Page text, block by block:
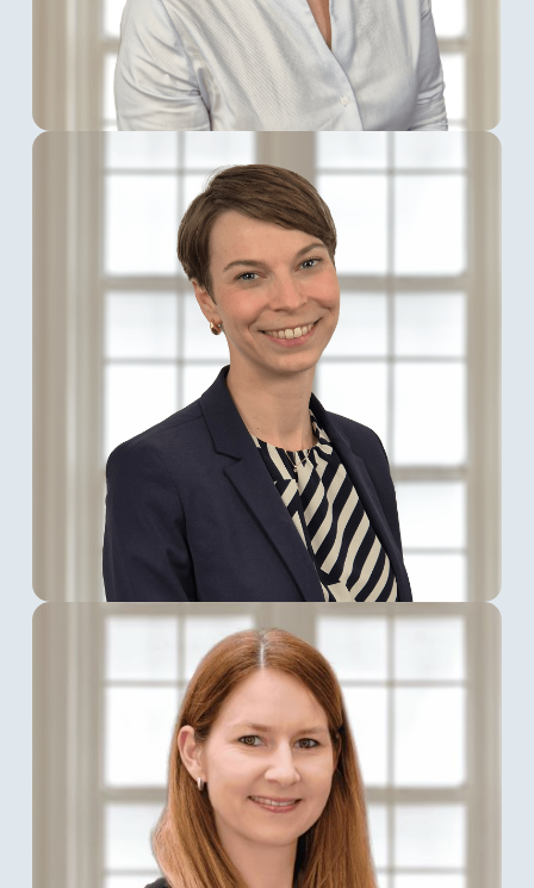
Solutions & Project Manager zur spusu
Deutschland GmbH und wurde im Mai 2023
zum Head of Operations ernannt. Sie leitet die
operative Umsetzung von Projekten für
Multiconnect Neu- und Bestandskunden und
setzt dabei auf effiziente, zukunftsorientierte
Lösungen. Mit ihrem strategischen Ansatz und
ihrer Expertise meistert sie erfolgreich
komplexe Herausforderungen.
Patrizia Huber
Patrizia Huberist seit 2020 Teil des
Multiconnect Teams. Als Head of Sales und
Prokuristin verantwortet sie die strategische
Weiterentwicklung unserer
Vertriebsaktivitäten und Kundenbeziehungen.
Mit über zehn Jahren Erfahrung im B2B-
Vertrieb begleitet sie unsere Kunden dabei,
komplexe Anforderungen an
Unternehmenskommunikation in skalierbare
Lösungen zu übersetzen und versteht sich als
Sparringspartnerin für Entscheider:innen, die
nach Lösungen mit echtem Business Impact
suchen.